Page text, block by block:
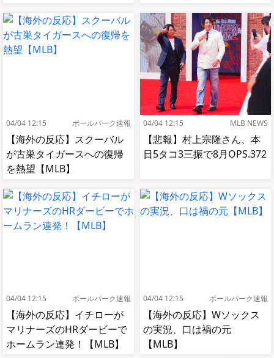
04/04 12:15 ボールパーク速報
【海外の反応】スクーバル
が古巣タイガースへの復帰
を熱望【MLB】
04/04 12:15 MLB NEWS
【悲報】村上宗隆さん、本
日5タコ3三振で8月OPS.372
04/04 12:15 ボールパーク速報
【海外の反応】イチローが
マリナーズのHRダービーで
ホームラン連発！【MLB】
04/04 12:15 ボールパーク速報
【海外の反応】Wソックス
の実況、口は禍の元
【MLB】